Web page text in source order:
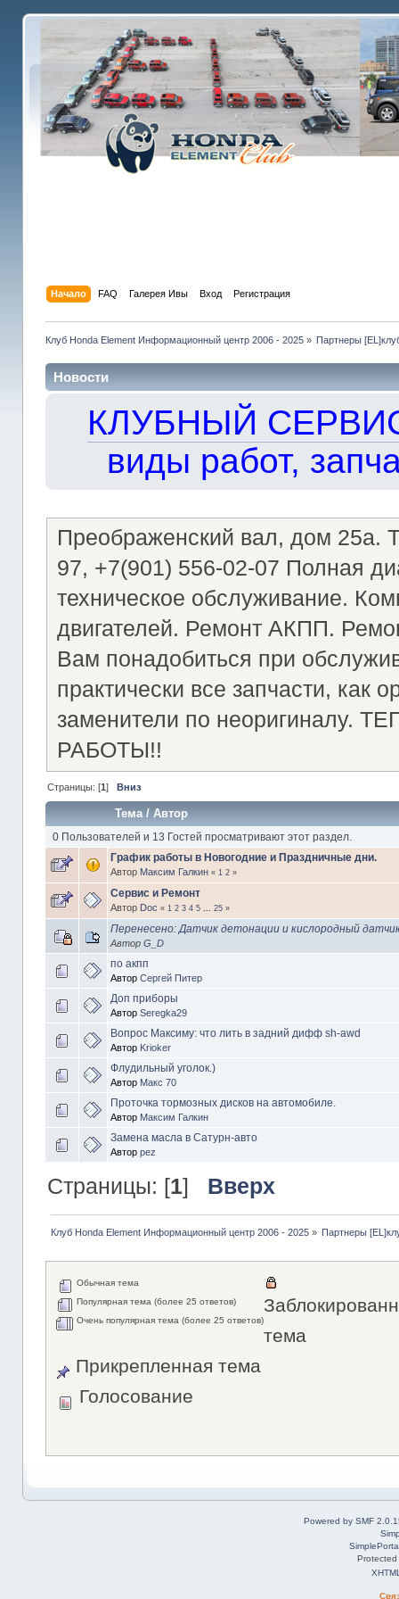
Начало FAQ Галерея Ивы Вход Регистрация
Клуб Honda Element Информационный центр 2006 - 2025» Партнеры
Новости
КЛУБНЫЙ
виды работ,
Преображенский вал, дом 25а.
97, +7(901) 556-02-07 Полная
техническое обслуживание.
двигателей. Ремонт АКПП.
Вам понадобиться при
практически все запчасти, как
заменители по
РАБОТЫ!!
Страницы: [1] Вниз
Тема/ Автор
0 Пользователей и 13 Гостей просматривают этот раздел.
График работы в Новогодние и Праздничные дни.
Автор Максим Галкин « 1 2»
Сервис и Ремонт
Автор Doc « 1 2 3 4 5 25»
Перенесено: Датчик детонации и кислородный
Автор G_D
по акпп
Автор Сергей Питер
Доп приборы
Автор Seregka29
Вопрос Максиму: что лить в задний дифф sh-awd
Автор Krioker
Флудильный уголок.)
Автор Макс 70
Проточка тормозных дисков на автомобиле.
Автор Максим Галкин
Замена масла в Сатурн-авто
Автор pez
Страницы: [1] Вверх
Клуб Honda Element Информационный центр 2006 - 2025» Партнеры
Обычная тема
Популярная тема (более 25 ответов)
Очень популярная тема (более 25 ответов)
тема
Прикрепленная тема
Голосование
Powered by SMF